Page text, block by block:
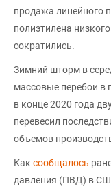
продажа линейного
полиэтилена
сократились.
Зимний шторм в
массовые перебои в
в конце 2020 года
перевесил
объемов
Как сообщалось
давления (ПВД) в